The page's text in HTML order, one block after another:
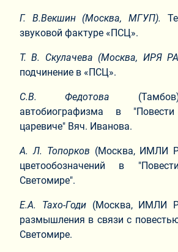
Г. В.Векшин (Москва, МГУП).
звуковой фактуре «ПСЦ».
Т. В. Скулачева (Москва, ИРЯ
подчинение в «ПСЦ».
С.В. Федотова
автобиографизма в
царевиче" Вяч. Иванова.
А. Л. Топорков (Москва, ИМЛИ
цветообозначений в
Светомире".
Е.А. Тахо-Годи(Москва, ИМЛИ
размышления в связи с
Светомире.